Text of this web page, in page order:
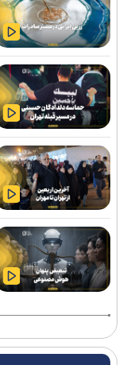
اژدهاکش رسما
ادامه خریدهای
بازگشت خلیفه و
بازی‌های سرخابی‌ها
بازگشت
تمدید قرارداد مربی
آغاز اردوی تیم ملی بوکس
محمدی: مقابل
شهربابک کمترین گل
مالک ایستا: تا آخر
نکونام: تراکتور را